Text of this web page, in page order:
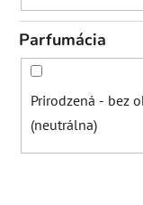
Parfumácia
Prirodzená - bez
(neutrálna)